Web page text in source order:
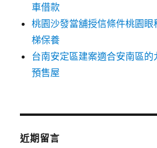
車借款
桃園沙發當舖授信條件桃園
梯保養
台南安定區建案適合安南區
預售屋
近期留言